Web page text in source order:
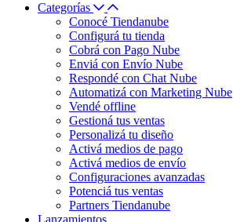
Categorías
Conocé Tiendanube
Configurá tu tienda
Cobrá con Pago Nube
Enviá con Envío Nube
Respondé con Chat Nube
Automatizá con Marketing Nube
Vendé offline
Gestioná tus ventas
Personalizá tu diseño
Activá medios de pago
Activá medios de envío
Configuraciones avanzadas
Potenciá tus ventas
Partners Tiendanube
Lanzamientos